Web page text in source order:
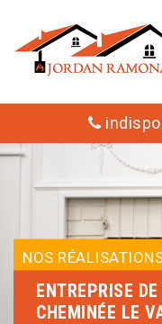
NOS
ENTREPRISE
CHEMINÉE LE